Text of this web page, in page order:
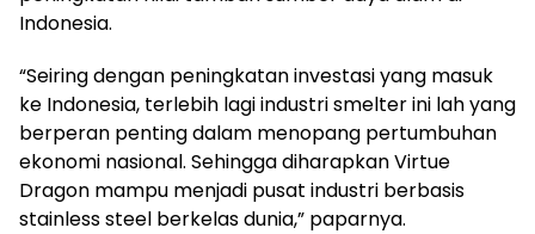
Indonesia.
“Seiring dengan peningkatan investasi yang masuk
ke Indonesia, terlebih lagi industri smelter ini lah yang
berperan penting dalam menopang pertumbuhan
ekonomi nasional. Sehingga diharapkan Virtue
Dragon mampu menjadi pusat industri berbasis
stainless steel berkelas dunia,” paparnya.